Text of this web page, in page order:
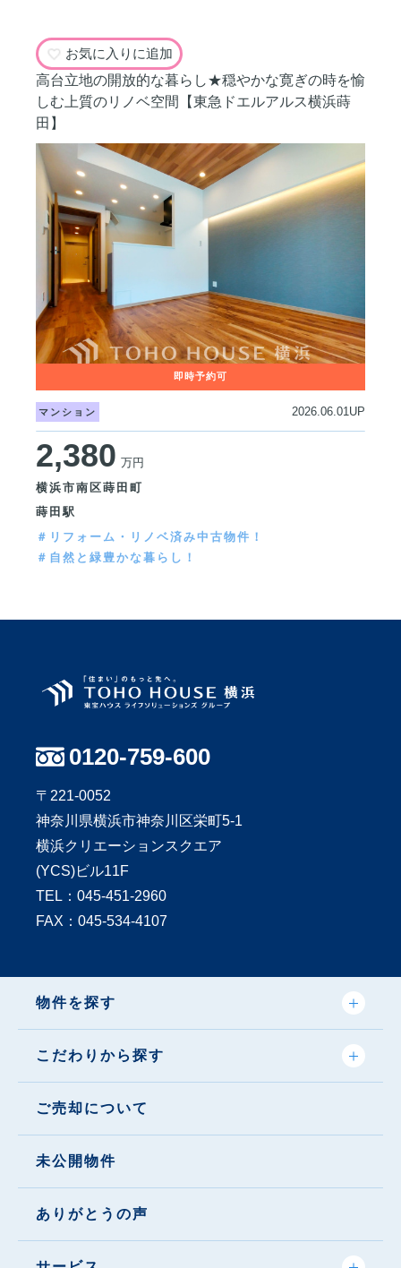
お気に入りに追加
高台立地の開放的な暮らし★穏やかな寛ぎの時を愉
しむ上質のリノベ空間【東急ドエルアルス横浜蒔
田】
マンション 2026.06.01UP
2,380 万円
横浜市南区蒔田町
蒔田駅
＃リフォーム・リノベ済み中古物件！
＃自然と緑豊かな暮らし！
0120-759-600
〒221-0052
神奈川県横浜市神奈川区栄町5-1
横浜クリエーションスクエア
(YCS)ビル11F
TEL： 045-451-2960
FAX：045-534-4107
物件を探す
こだわりから探す
ご売却について
未公開物件
ありがとうの声